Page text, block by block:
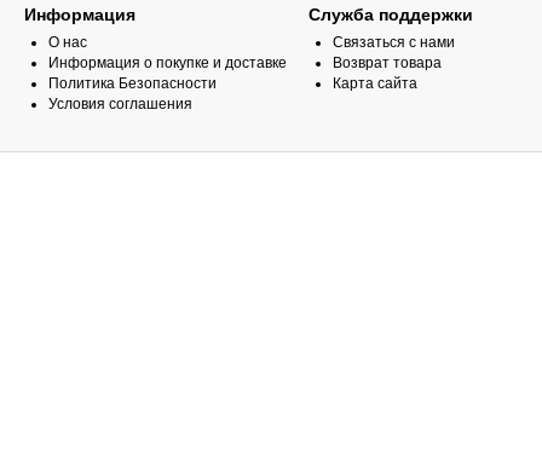
Информация
О нас
Информация о покупке и доставке
Политика Безопасности
Условия соглашения
Служба поддержки
Связаться с нами
Возврат товара
Карта сайта